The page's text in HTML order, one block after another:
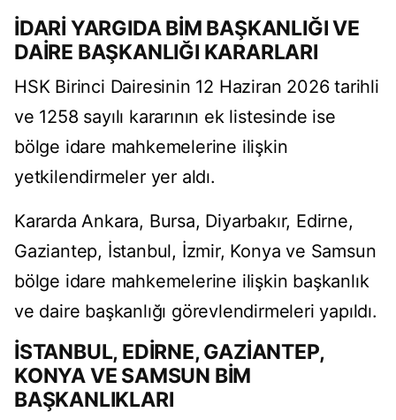
İDARİ YARGIDA BİM BAŞKANLIĞI VE
DAİRE BAŞKANLIĞI KARARLARI
HSK Birinci Dairesinin 12 Haziran 2026 tarihli
ve 1258 sayılı kararının ek listesinde ise
bölge idare mahkemelerine ilişkin
yetkilendirmeler yer aldı.
Kararda Ankara, Bursa, Diyarbakır, Edirne,
Gaziantep, İstanbul, İzmir, Konya ve Samsun
bölge idare mahkemelerine ilişkin başkanlık
ve daire başkanlığı görevlendirmeleri yapıldı.
İSTANBUL, EDİRNE, GAZİANTEP,
KONYA VE SAMSUN BİM
BAŞKANLIKLARI